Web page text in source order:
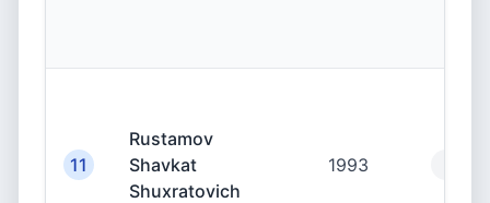
11
Rustamov
Shavkat
Shuxratovich
1993